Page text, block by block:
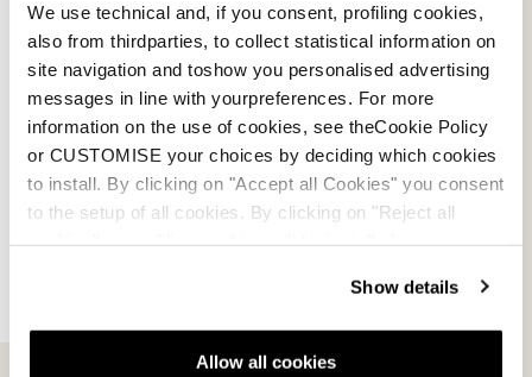
We use technical and, if you consent, profiling cookies,
also from thirdparties, to collect statistical information on
site navigation and toshow you personalised advertising
messages in line with yourpreferences. For more
information on the use of cookies, see theCookie Policy
or CUSTOMISE your choices by deciding which cookies
to install. By clicking on "Accept all Cookies" you consent
to the setup of all cookies. By clicking on "Reject all
Show details
Allow all cookies
Tempi di spedizione
Faq
Metodi di pagamento
Termini di vendita
Richiedi un reso